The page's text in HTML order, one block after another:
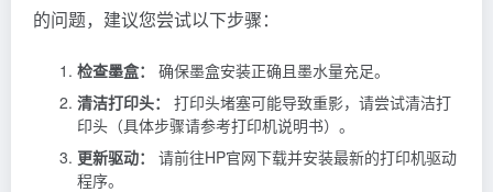
的问题，建议您尝试以下步骤：
检查墨盒：
确保墨盒安装正确且墨水量充足。
清洁打印头：
打印头堵塞可能导致重影，请尝试清洁打
印头（具体步骤请参考打印机说明书）。
更新驱动：
请前往HP官网下载并安装最新的打印机驱动
程序。